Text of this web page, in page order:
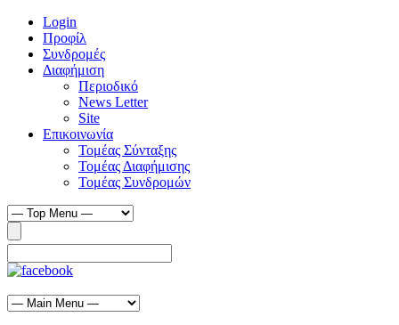
Login
Προφίλ
Συνδρομές
Διαφήμιση
Περιοδικό
News Letter
Site
Επικοινωνία
Τομέας Σύνταξης
Τομέας Διαφήμισης
Τομέας Συνδρομών